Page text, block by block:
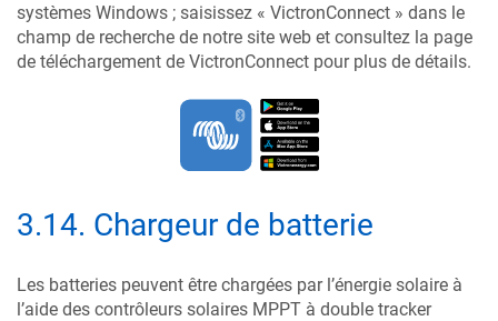
systèmes Windows ; saisissez « VictronConnect » dans le
champ de recherche de notre site web et consultez la page
de téléchargement de VictronConnect pour plus de détails.
3.14. Chargeur de batterie
Les batteries peuvent être chargées par l’énergie solaire à
l’aide des contrôleurs solaires MPPT à double tracker